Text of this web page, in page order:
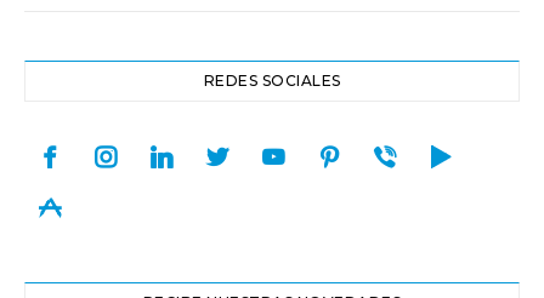
REDES SOCIALES
facebookinstagramlinkedintwitteryoutubepinterest
viber play
appstore